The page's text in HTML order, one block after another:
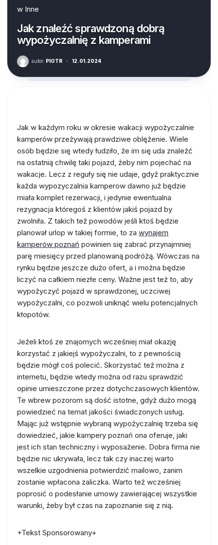
w Inne
Jak znaleźć sprawdzoną dobrą
wypożyczalnię z kamperami
autor: PIOTR · 12.01.2024
Jak w każdym roku w okresie wakacji wypożyczalnie
kamperów przeżywają prawdziwe oblężenie. Wiele
osób będzie się wtedy łudziło, że im się uda znaleźć
na ostatnią chwilę taki pojazd, żeby nim pojechać na
wakacje. Lecz z reguły się nie udaje, gdyż praktycznie
każda wypozyczalnia kamperow dawno już będzie
miała komplet rezerwacji, i jedynie ewentualna
rezygnacja któregoś z klientów jakiś pojazd by
zwolniła. Z takich też powodów jeśli ktoś będzie
planował urlop w takiej formie, to za wynajem
kamperów poznań powinien się zabrać przynajmniej
parę miesięcy przed planowaną podróżą. Wówczas na
rynku będzie jeszcze dużo ofert, a i można będzie
liczyć na całkiem niezłe ceny. Ważne jest też to, aby
wypożyczyć pojazd w sprawdzonej, uczciwej
wypożyczalni, co pozwoli uniknąć wielu potencjalnych
kłopotów.
Jeżeli ktoś ze znajomych wcześniej miał okazję
korzystać z jakiejś wypożyczalni, to z pewnością
będzie mógł coś polecić. Skorzystać też można z
internetu, będzie wtedy można od razu sprawdzić
opinie umieszczone przez dotychczasowych klientów.
Te wbrew pozorom są dość istotne, gdyż dużo mogą
powiedzieć na temat jakości świadczonych usług.
Mając już wstępnie wybraną wypożyczalnię trzeba się
dowiedzieć, jakie kampery poznań ona oferuje, jaki
jest ich stan techniczny i wyposażenie. Dobra firma nie
będzie nic ukrywała, lecz tak czy inaczej warto
wszelkie uzgodnienia potwierdzić mailowo, zanim
zostanie wpłacona zaliczka. Warto też wcześniej
poprosić o podesłanie umowy zawierającej wszystkie
warunki, żeby był czas na zapoznanie się z nią.
+Tekst Sponsorowany+